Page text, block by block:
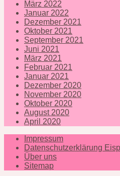
März 2022
Januar 2022
Dezember 2021
Oktober 2021
September 2021
Juni 2021
März 2021
Februar 2021
Januar 2021
Dezember 2020
November 2020
Oktober 2020
August 2020
April 2020
Impressum
Datenschutzerklärung
Über uns
Sitemap